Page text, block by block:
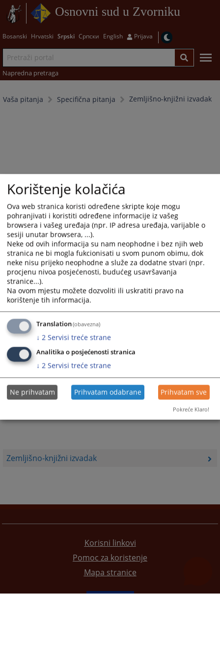
Osnovni sud u Zvorniku
Bosanski Hrvatski Srpski Српски English Prijava
Napredna pretraga
Vaša pitanja Specifična pitanja Zemljišno-knjižni izvadak
Zemljišno-knjižni izvadak
Trenutno nema vijesti
Korisni linkovi
Pomoc za koristenje
Mapa stranice
Korištenje kolačića
Ova web stranica koristi određene skripte koje mogu
pohranjivati i koristiti određene informacije iz vašeg
browsera i vašeg uređaja (npr. IP adresa uređaja, varijable o
sesiji unutar browsera, ...).
Neke od ovih informacija su nam neophodne i bez njih web
stranica ne bi mogla fukcionisati u svom punom obimu, dok
neke nisu prijeko neophodne a služe za dodatne stvari (npr.
procjenu nivoa posjećenosti, budućeg usavršavanja
stranice...).
Na ovom mjestu možete dozvoliti ili uskratiti pravo na
korištenje tih informacija.
Translation(obavezna)
↓ 2 Servisi treće strane
Analitika o posjećenosti stranica
↓ 2 Servisi treće strane
Ne prihvatam Prihvatam odabrane Prihvatam sve
Pokreće Klaro!